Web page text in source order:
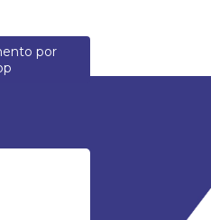
por